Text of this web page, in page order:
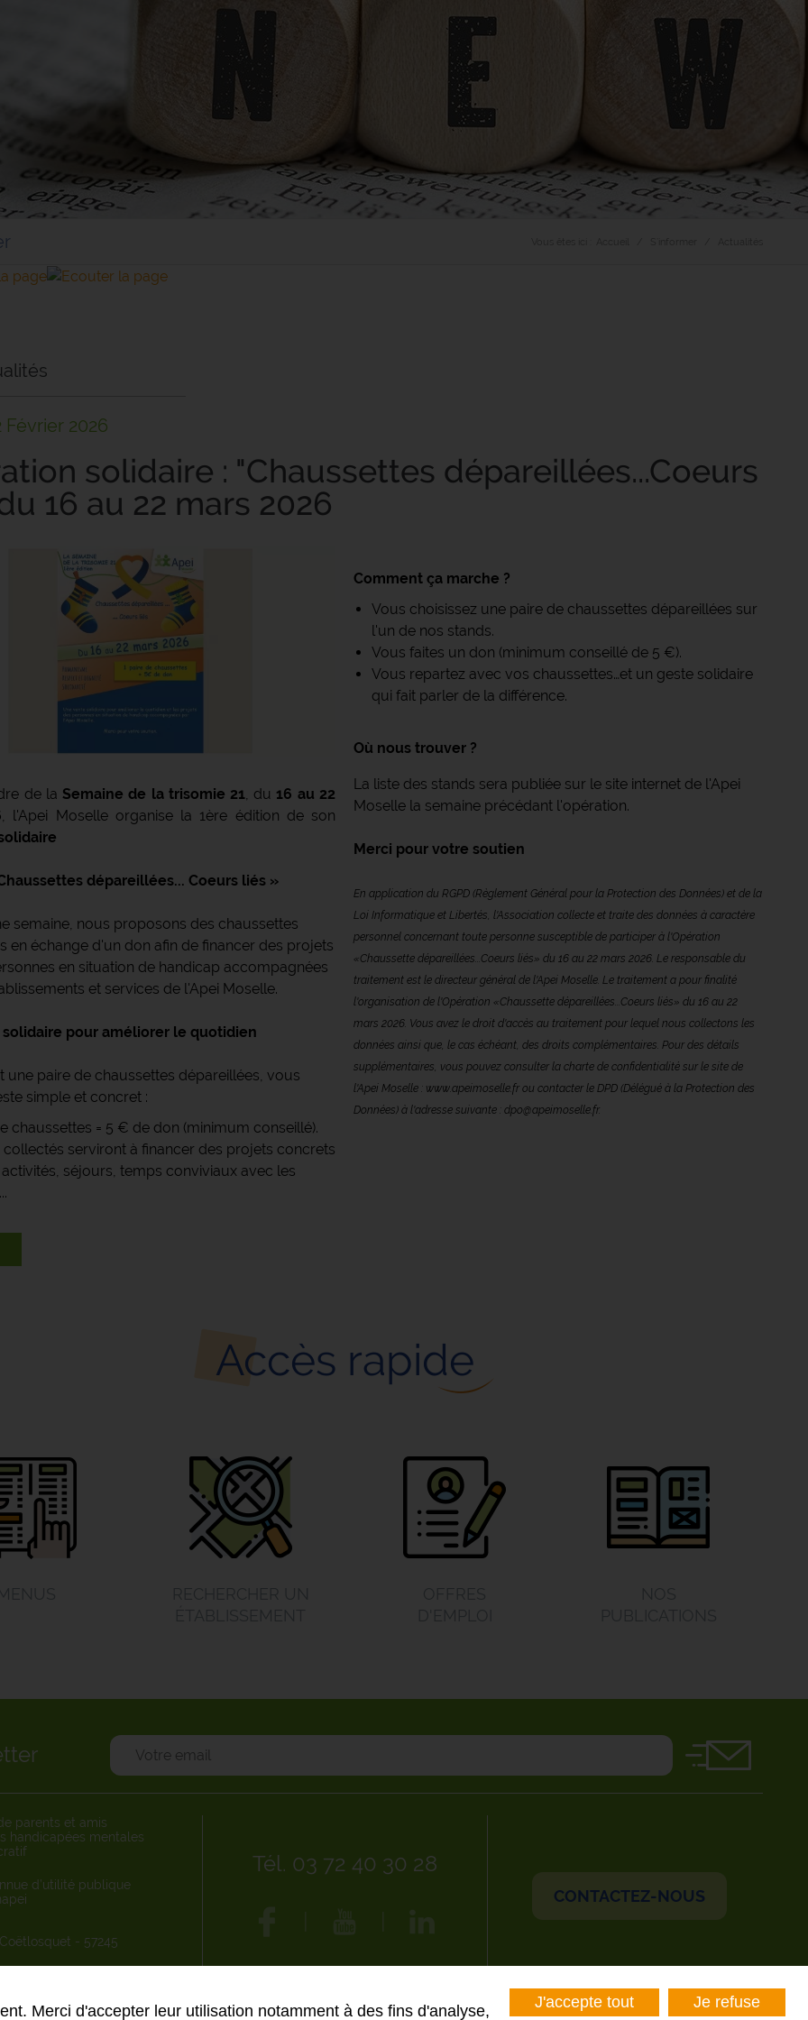
Merci d'accepter leur utilisation notamment à des fins d'analyse, J'accepte tout Je refuse
Février 2026
solidaire : "Chaussettes dépareillées...Coeurs
16 au 22 mars 2026
de la Semaine de la trisomie 21, du 16 au 22
, l'Apei Moselle organise la 1ère édition de son
dépareillées... Coeurs liés »
semaine, nous proposons des chaussettes
en échange d'un don afin de financer des projets
en situation de handicap accompagnées
et services de l'Apei Moselle.
pour améliorer le quotidien
une paire de chaussettes dépareillées, vous
simple et concret :
chaussettes = 5 € de don (minimum conseillé).
collectés serviront à financer des projets concrets
activités, séjours, temps conviviaux avec les
Comment ça marche ?
Vous choisissez une paire de chaussettes dépareillées sur
l'un de nos stands.
Vous faites un don (minimum conseillé de 5 €).
Vous repartez avec vos chaussettes…et un geste solidaire
qui fait parler de la différence.
Où nous trouver ?
La liste des stands sera publiée sur le site internet de l'Apei
Moselle la semaine précédant l'opération.
Merci pour votre soutien
En application du RGPD (Règlement Général pour la Protection des Données) et de la
Loi Informatique et Libertés, l'Association collecte et traite des données à caractère
personnel concernant toute personne susceptible de participer à l'Opération
«Chaussette dépareillées...Coeurs liés» du 16 au 22 mars 2026. Le responsable du
traitement est le directeur général de l'Apei Moselle. Le traitement a pour finalité
l'organisation de l'Opération «Chaussette dépareillées...Coeurs liés» du 16 au 22
mars 2026. Vous avez le droit d'accès au traitement pour lequel nous collectons les
données ainsi que, le cas échéant, des droits complémentaires. Pour des détails
supplémentaires, vous pouvez consulter la charte de confidentialité sur le site de
l'Apei Moselle : www.apeimoselle.fr ou contacter le DPD (Délégué à la Protection des
Données) à l'adresse suivante : dpo@apeimoselle.fr.
Accès rapide
parents et amis
handicapées mentales
d’utilité publique
- 57245
Tél. 03 72 40 30 28
CONTACTEZ-NOUS